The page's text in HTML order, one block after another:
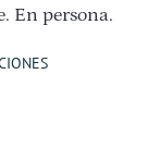
En persona.